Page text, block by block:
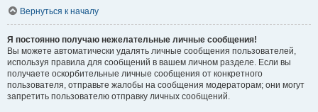
Вернуться к началу
Я постоянно получаю нежелательные личные сообщения!
Вы можете автоматически удалять личные сообщения пользователей,
используя правила для сообщений в вашем личном разделе. Если вы
получаете оскорбительные личные сообщения от конкретного
пользователя, отправьте жалобы на сообщения модераторам; они могут
запретить пользователю отправку личных сообщений.